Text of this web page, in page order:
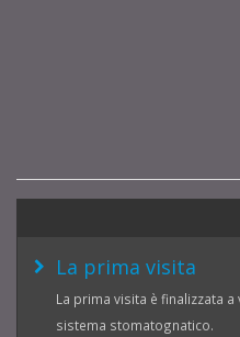
La prima visita
La prima visita è finalizzata
sistema stomatognatico.